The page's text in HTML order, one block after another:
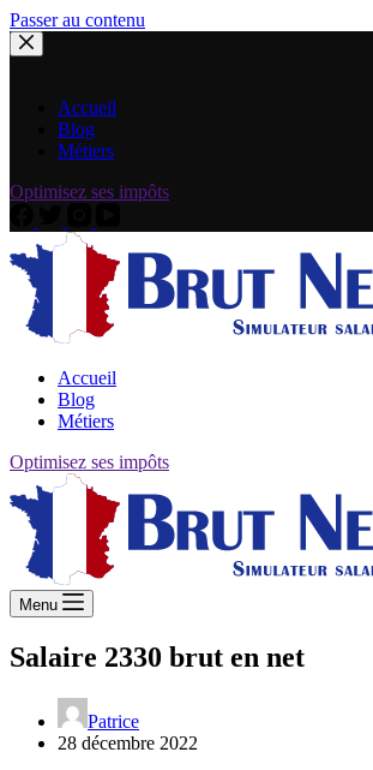
Passer au contenu
Accueil
Blog
Métiers
Optimisez ses impôts
Accueil
Blog
Métiers
Optimisez ses impôts
Menu
Salaire 2330 brut en net
Patrice
28 décembre 2022